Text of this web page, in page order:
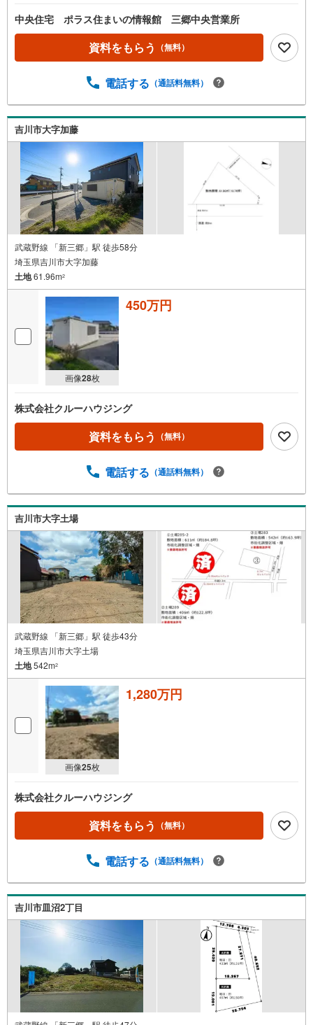
中央住宅 ポラス住まいの情報館 三郷中央営業所
資料をもらう （無料）
電話する （通話料無料）
吉川市大字加藤
武蔵野線 「新三郷」駅 徒歩58分
埼玉県吉川市大字加藤
土地61.96m2
画像28枚
450万円
株式会社クルーハウジング
資料をもらう （無料）
電話する （通話料無料）
吉川市大字土場
武蔵野線 「新三郷」駅 徒歩43分
埼玉県吉川市大字土場
土地542m2
画像25枚
1,280万円
株式会社クルーハウジング
資料をもらう （無料）
電話する （通話料無料）
吉川市皿沼2丁目